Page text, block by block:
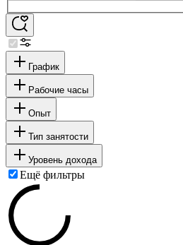
График
Рабочие часы
Опыт
Тип занятости
Уровень дохода
Ещё фильтры